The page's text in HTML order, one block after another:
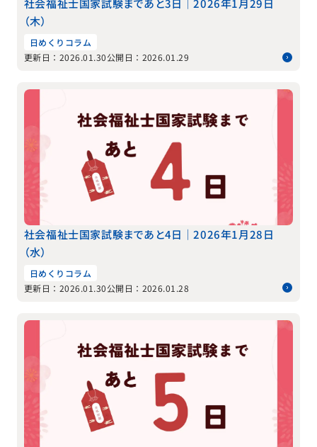
社会福祉士国家試験まであと3日｜2026年1月29日
（木）
日めくりコラム
更新日：2026.01.30公開日：2026.01.29
社会福祉士国家試験まであと4日｜2026年1月28日
（水）
日めくりコラム
更新日：2026.01.30公開日：2026.01.28